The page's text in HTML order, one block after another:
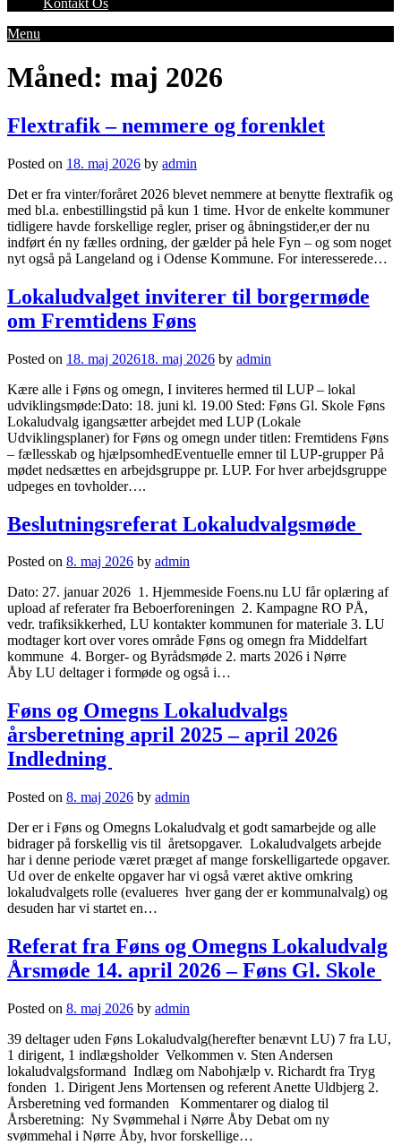
Kontakt Os
Menu
Måned: maj 2026
Flextrafik – nemmere og forenklet
Posted on 18. maj 2026 by admin
Det er fra vinter/foråret 2026 blevet nemmere at benytte flextrafik og
med bl.a. enbestillingstid på kun 1 time. Hvor de enkelte kommuner
tidligere havde forskellige regler, priser og åbningstider,er der nu
indført én ny fælles ordning, der gælder på hele Fyn – og som noget
nyt også på Langeland og i Odense Kommune. For interesserede…
Lokaludvalget inviterer til borgermøde
om Fremtidens Føns
Posted on 18. maj 202618. maj 2026 by admin
Kære alle i Føns og omegn, I inviteres hermed til LUP – lokal
udviklingsmøde:Dato: 18. juni kl. 19.00 Sted: Føns Gl. Skole Føns
Lokaludvalg igangsætter arbejdet med LUP (Lokale
Udviklingsplaner) for Føns og omegn under titlen: Fremtidens Føns
– fællesskab og hjælpsomhedEventuelle emner til LUP-grupper På
mødet nedsættes en arbejdsgruppe pr. LUP. For hver arbejdsgruppe
udpeges en tovholder….
Beslutningsreferat Lokaludvalgsmøde
Posted on 8. maj 2026 by admin
Dato: 27. januar 2026 1. Hjemmeside Foens.nu LU får oplæring af
upload af referater fra Beboerforeningen 2. Kampagne RO PÅ,
vedr. trafiksikkerhed, LU kontakter kommunen for materiale 3. LU
modtager kort over vores område Føns og omegn fra Middelfart
kommune 4. Borger- og Byrådsmøde 2. marts 2026 i Nørre
Åby LU deltager i formøde og også i…
Føns og Omegns Lokaludvalgs
årsberetning april 2025 – april 2026
Indledning
Posted on 8. maj 2026 by admin
Der er i Føns og Omegns Lokaludvalg et godt samarbejde og alle
bidrager på forskellig vis til åretsopgaver. Lokaludvalgets arbejde
har i denne periode været præget af mange forskelligartede opgaver.
Ud over de enkelte opgaver har vi også været aktive omkring
lokaludvalgets rolle (evalueres hver gang der er kommunalvalg) og
desuden har vi startet en…
Referat fra Føns og Omegns Lokaludvalg
Årsmøde 14. april 2026 – Føns Gl. Skole
Posted on 8. maj 2026 by admin
39 deltager uden Føns Lokaludvalg(herefter benævnt LU) 7 fra LU,
1 dirigent, 1 indlægsholder Velkommen v. Sten Andersen
lokaludvalgsformand Indlæg om Nabohjælp v. Richardt fra Tryg
fonden 1. Dirigent Jens Mortensen og referent Anette Uldbjerg 2.
Årsberetning ved formanden Kommentarer og dialog til
Årsberetning: Ny Svømmehal i Nørre Åby Debat om ny
svømmehal i Nørre Åby, hvor forskellige…